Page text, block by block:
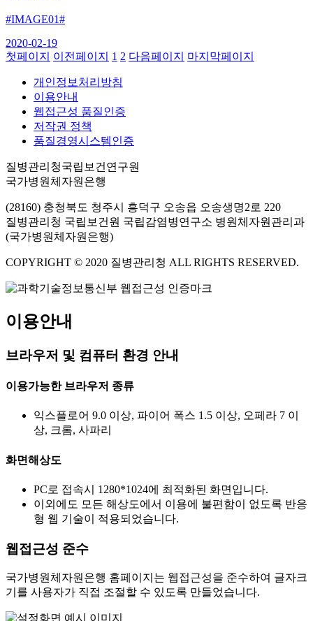
#IMAGE01#
2020-02-19
첫페이지
이전페이지 1 2 다음페이지 마지막페이지
개인정보처리방침
이용안내
웹접근성 품질인증
저작권 정책
품질경영시스템인증
질병관리청국립보건연구원
국가병원체자원은행
(28160) 충청북도 청주시 흥덕구 오송읍 오송생명2로 220
질병관리청 국립보건원 국립감염병연구소 병원체자원관리과
(국가병원체자원은행)
COPYRIGHT © 2020 질병관리청 ALL RIGHTS RESERVED.
이용안내
브라우저 및 컴퓨터 환경 안내
이용가능한 브라우저 종류
익스플로어 9.0 이상, 파이어 폭스 1.5 이상, 오페라 7 이
상, 크롬, 사파리
화면해상도
PC로 접속시 1280*1024에 최적화된 화면입니다.
이외에도 모든 해상도에서 이용에 불편함이 없도록 반응
형 웹 기술이 적용되었습니다.
웹접근성 준수
국가병원체자원은행 홈페이지는 웹접근성을 준수하여 글자크
기를 사용자가 직접 조절할 수 있도록 만들었습니다.